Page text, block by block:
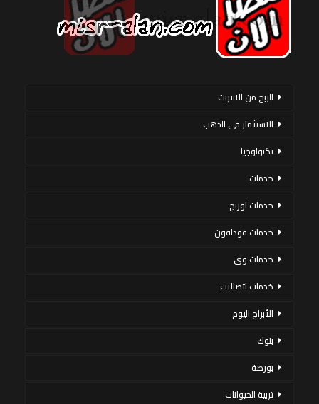
الربح من الانترنت
الاستثمار فى الذهب
تكنولوجيا
خدمات
خدمات اورنج
خدمات فودافون
خدمات وى
خدمات اتصالات
الأبراج اليوم
بنوك
بورصة
تربية الحيوانات